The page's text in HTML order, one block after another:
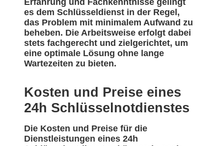
Erfahrung und Fachkenntnisse gelingt
es dem Schlüsseldienst in der Regel,
das Problem mit minimalem Aufwand zu
beheben. Die Arbeitsweise erfolgt dabei
stets fachgerecht und zielgerichtet, um
eine optimale Lösung ohne lange
Wartezeiten zu bieten.
Kosten und Preise eines
24h Schlüsselnotdienstes
Die Kosten und Preise für die
Dienstleistungen eines 24h